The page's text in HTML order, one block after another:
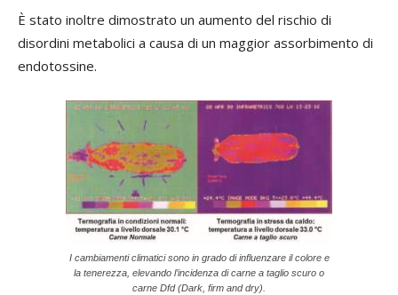
È stato inoltre dimostrato un aumento del rischio di
disordini metabolici a causa di un maggior assorbimento di
endotossine.
I cambiamenti climatici sono in grado di influenzare il colore e
la tenerezza, elevando l’incidenza di carne a taglio scuro o
carne Dfd (Dark, firm and dry).